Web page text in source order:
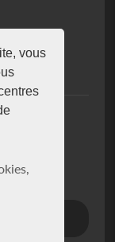
vous